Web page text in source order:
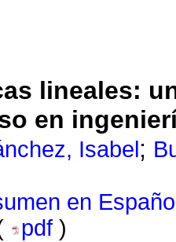
lineales:
en
Isabel ;
en
pdf )